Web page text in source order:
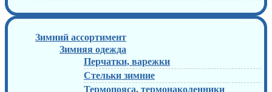
Зимний ассортимент
Зимняя одежда
Перчатки, варежки
Стельки зимние
Термопояса, термонаколенники